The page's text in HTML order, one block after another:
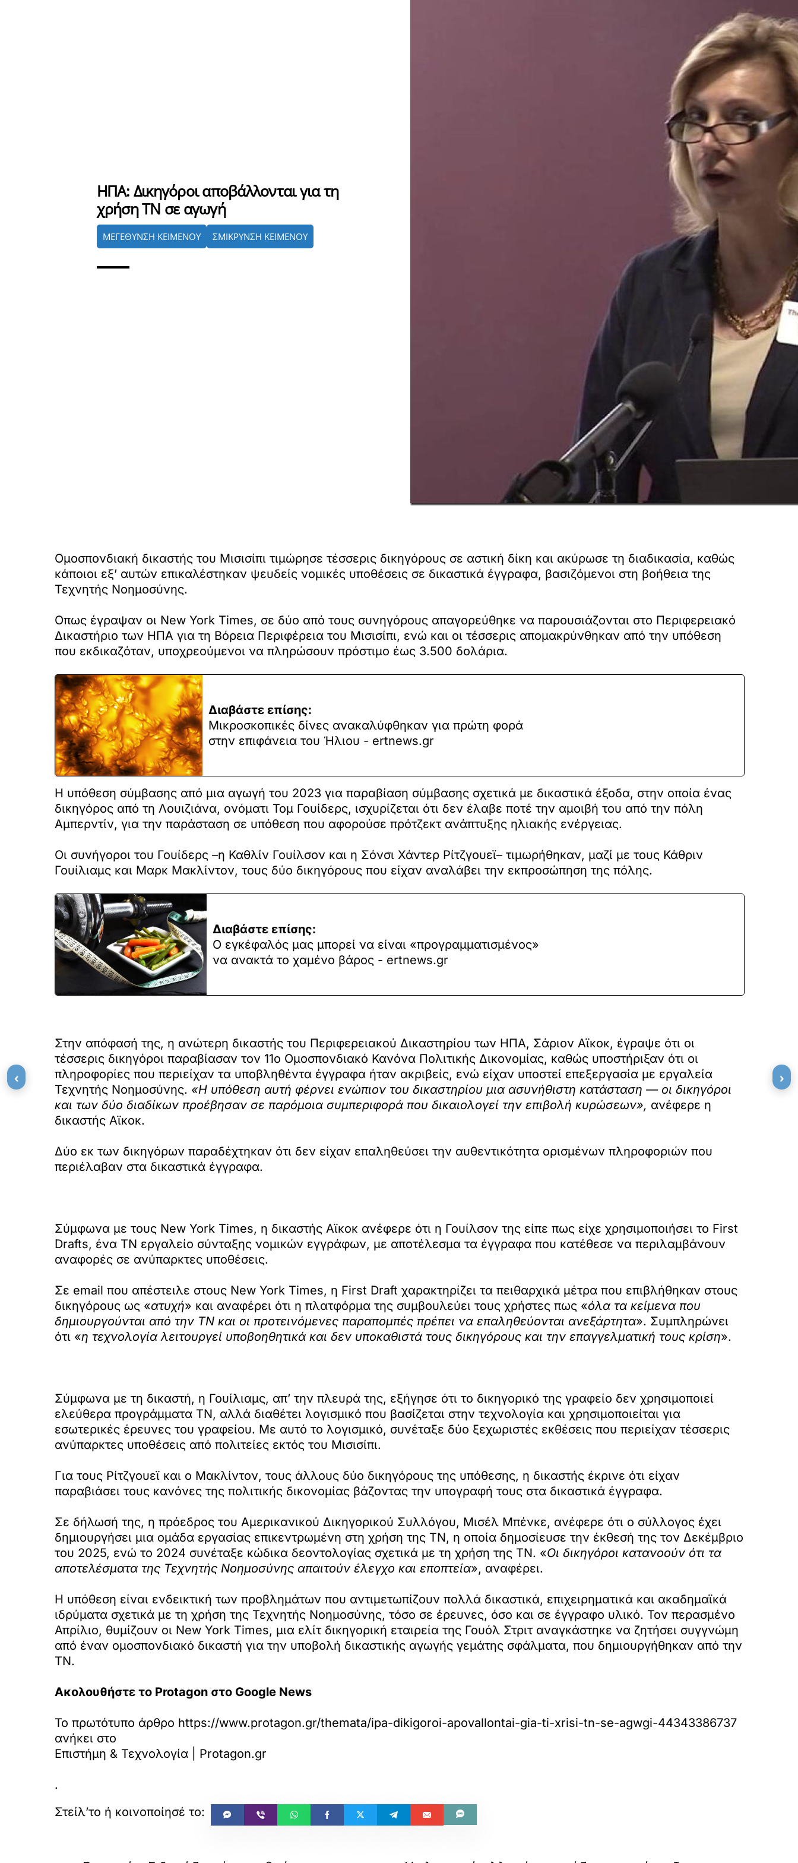
ΗΠΑ: Δικηγόροι αποβάλλονται για τη
χρήση ΤΝ σε αγωγή
ΜΕΓΕΘΥΝΣΗ ΚΕΙΜΕΝΟΥ ΣΜΙΚΡΥΝΣΗ ΚΕΙΜΕΝΟΥ
Ομοσπονδιακή δικαστής του Μισισίπι τιμώρησε τέσσερις δικηγόρους σε αστική δίκη και ακύρωσε τη διαδικασία, καθώς
κάποιοι εξ’ αυτών επικαλέστηκαν ψευδείς νομικές υποθέσεις σε δικαστικά έγγραφα, βασιζόμενοι στη βοήθεια της
Τεχνητής Νοημοσύνης.
Οπως έγραψαν οι New York Times, σε δύο από τους συνηγόρους απαγορεύθηκε να παρουσιάζονται στο Περιφερειακό
Δικαστήριο των ΗΠΑ για τη Βόρεια Περιφέρεια του Μισισίπι, ενώ και οι τέσσερις απομακρύνθηκαν από την υπόθεση
που εκδικαζόταν, υποχρεούμενοι να πληρώσουν πρόστιμο έως 3.500 δολάρια.
Διαβάστε επίσης:
Μικροσκοπικές δίνες ανακαλύφθηκαν για πρώτη φορά
στην επιφάνεια του Ήλιου - ertnews.gr
Η υπόθεση σύμβασης από μια αγωγή του 2023 για παραβίαση σύμβασης σχετικά με δικαστικά έξοδα, στην οποία ένας
δικηγόρος από τη Λουιζιάνα, ονόματι Τομ Γουίδερς, ισχυρίζεται ότι δεν έλαβε ποτέ την αμοιβή του από την πόλη
Αμπερντίν, για την παράσταση σε υπόθεση που αφορούσε πρότζεκτ ανάπτυξης ηλιακής ενέργειας.
Οι συνήγοροι του Γουίδερς –η Καθλίν Γουίλσον και η Σόνσι Χάντερ Ρίτζγουεϊ– τιμωρήθηκαν, μαζί με τους Κάθριν
Γουίλιαμς και Μαρκ Μακλίντον, τους δύο δικηγόρους που είχαν αναλάβει την εκπροσώπηση της πόλης.
Διαβάστε επίσης:
Ο εγκέφαλός μας μπορεί να είναι «προγραμματισμένος»
να ανακτά το χαμένο βάρος - ertnews.gr
Στην απόφασή της, η ανώτερη δικαστής του Περιφερειακού Δικαστηρίου των ΗΠΑ, Σάριον Αϊκοκ, έγραψε ότι οι
τέσσερις δικηγόροι παραβίασαν τον 11ο Ομοσπονδιακό Κανόνα Πολιτικής Δικονομίας, καθώς υποστήριξαν ότι οι
πληροφορίες που περιείχαν τα υποβληθέντα έγγραφα ήταν ακριβείς, ενώ είχαν υποστεί επεξεργασία με εργαλεία
Τεχνητής Νοημοσύνης. «Η υπόθεση αυτή φέρνει ενώπιον του δικαστηρίου μια ασυνήθιστη κατάσταση — οι δικηγόροι
και των δύο διαδίκων προέβησαν σε παρόμοια συμπεριφορά που δικαιολογεί την επιβολή κυρώσεων», ανέφερε η
δικαστής Αϊκοκ.
Δύο εκ των δικηγόρων παραδέχτηκαν ότι δεν είχαν επαληθεύσει την αυθεντικότητα ορισμένων πληροφοριών που
περιέλαβαν στα δικαστικά έγγραφα.
Σύμφωνα με τους New York Times, η δικαστής Αϊκοκ ανέφερε ότι η Γουίλσον της είπε πως είχε χρησιμοποιήσει το First
Drafts, ένα ΤΝ εργαλείο σύνταξης νομικών εγγράφων, με αποτέλεσμα τα έγγραφα που κατέθεσε να περιλαμβάνουν
αναφορές σε ανύπαρκτες υποθέσεις.
Σε email που απέστειλε στους New York Times, η First Draft χαρακτηρίζει τα πειθαρχικά μέτρα που επιβλήθηκαν στους
δικηγόρους ως «ατυχή» και αναφέρει ότι η πλατφόρμα της συμβουλεύει τους χρήστες πως «όλα τα κείμενα που
δημιουργούνται από την ΤΝ και οι προτεινόμενες παραπομπές πρέπει να επαληθεύονται ανεξάρτητα». Συμπληρώνει
ότι «η τεχνολογία λειτουργεί υποβοηθητικά και δεν υποκαθιστά τους δικηγόρους και την επαγγελματική τους κρίση».
Σύμφωνα με τη δικαστή, η Γουίλιαμς, απ’ την πλευρά της, εξήγησε ότι το δικηγορικό της γραφείο δεν χρησιμοποιεί
ελεύθερα προγράμματα ΤΝ, αλλά διαθέτει λογισμικό που βασίζεται στην τεχνολογία και χρησιμοποιείται για
εσωτερικές έρευνες του γραφείου. Με αυτό το λογισμικό, συνέταξε δύο ξεχωριστές εκθέσεις που περιείχαν τέσσερις
ανύπαρκτες υποθέσεις από πολιτείες εκτός του Μισισίπι.
Για τους Ρίτζγουεϊ και ο Μακλίντον, τους άλλους δύο δικηγόρους της υπόθεσης, η δικαστής έκρινε ότι είχαν
παραβιάσει τους κανόνες της πολιτικής δικονομίας βάζοντας την υπογραφή τους στα δικαστικά έγγραφα.
Σε δήλωσή της, η πρόεδρος του Αμερικανικού Δικηγορικού Συλλόγου, Μισέλ Μπένκε, ανέφερε ότι ο σύλλογος έχει
δημιουργήσει μια ομάδα εργασίας επικεντρωμένη στη χρήση της ΤΝ, η οποία δημοσίευσε την έκθεσή της τον Δεκέμβριο
του 2025, ενώ το 2024 συνέταξε κώδικα δεοντολογίας σχετικά με τη χρήση της ΤΝ. «Οι δικηγόροι κατανοούν ότι τα
αποτελέσματα της Τεχνητής Νοημοσύνης απαιτούν έλεγχο και εποπτεία», αναφέρει.
Η υπόθεση είναι ενδεικτική των προβλημάτων που αντιμετωπίζουν πολλά δικαστικά, επιχειρηματικά και ακαδημαϊκά
ιδρύματα σχετικά με τη χρήση της Τεχνητής Νοημοσύνης, τόσο σε έρευνες, όσο και σε έγγραφο υλικό. Τον περασμένο
Απρίλιο, θυμίζουν οι New York Times, μια ελίτ δικηγορική εταιρεία της Γουόλ Στριτ αναγκάστηκε να ζητήσει συγγνώμη
από έναν ομοσπονδιακό δικαστή για την υποβολή δικαστικής αγωγής γεμάτης σφάλματα, που δημιουργήθηκαν από την
ΤΝ.
Ακολουθήστε το Protagon στο Google News
Το πρωτότυπο άρθρο https://www.protagon.gr/themata/ipa-dikigoroi-apovallontai-gia-ti-xrisi-tn-se-agwgi-44343386737
ανήκει στο
Επιστήμη & Τεχνολογία | Protagon.gr
.
‹ ›